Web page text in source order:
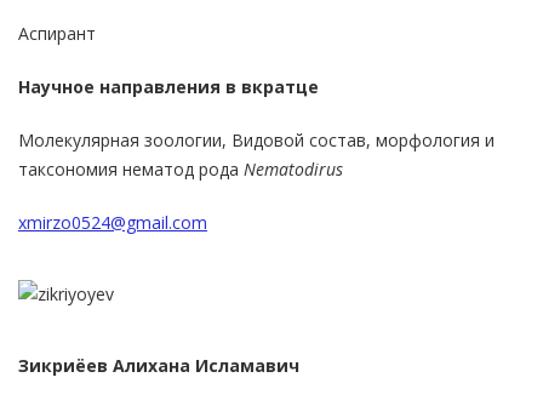
Аспирант
Научное направления в вкратце
Молекулярная зоологии, Видовой состав, морфология и
таксономия нематод рода Nematodirus
xmirzo0524@gmail.com
Зикриёев Алихана Исламавич